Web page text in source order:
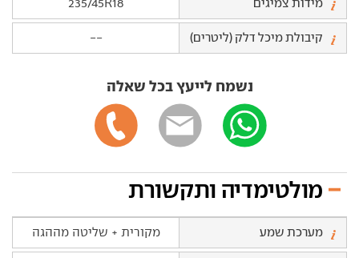
מידות צמיגים 235/45R18
קיבולת מיכל דלק (ליטרים) --
נשמח לייעץ בכל שאלה
מולטימדיה ותקשורת
מערכת שמע מקורית + שליטה מההגה